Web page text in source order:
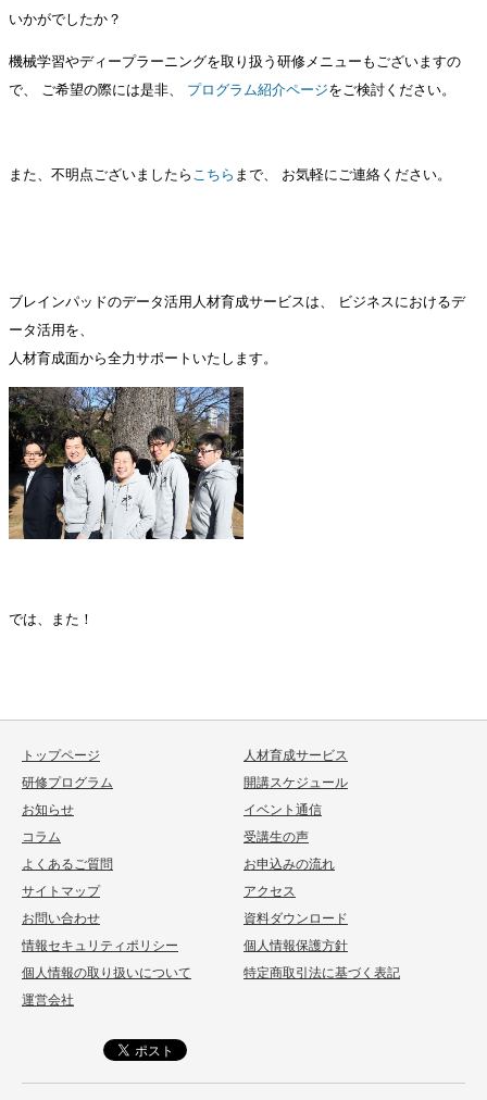
いかがでしたか？
機械学習やディープラーニングを取り扱う研修メニューもございますの
で、 ご希望の際には是非、 プログラム紹介ページをご検討ください。
また、不明点ございましたら こちら まで、 お気軽にご連絡ください。
ブレインパッドのデータ活用人材育成サービスは、
ビジネスにおけるデ
ータ活用を、
人材育成面から全力サポートいたします。
では、また！
トップページ
人材育成サービス
研修プログラム
開講スケジュール
お知らせ
イベント通信
コラム
受講生の声
よくあるご質問
お申込みの流れ
サイトマップ
アクセス
お問い合わせ
資料ダウンロード
情報セキュリティポリシー
個人情報保護方針
個人情報の取り扱いについて
特定商取引法に基づく表記
運営会社